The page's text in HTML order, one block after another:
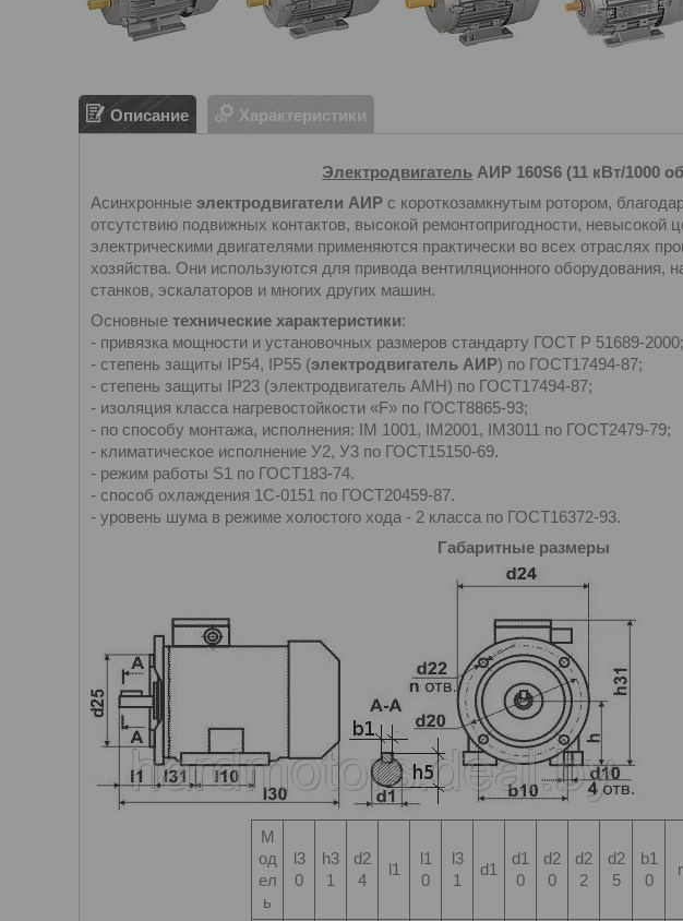
Описание Характеристики
Электродвигатель АИР 160S6 (11 кВт/1000
Асинхронные электродвигатели АИР с короткозамкнутым ротором,
отсутствию подвижных контактов, высокой ремонтопригодности, невысокой
электрическими двигателями применяются практически во всех отраслях
хозяйства. Они используются для привода вентиляционного оборудования,
станков, эскалаторов и многих других машин.
Основные технические характеристики:
- привязка мощности и установочных размеров стандарту ГОСТ Р 51689-2000;
- степень защиты IP54, IP55 (электродвигатель АИР) по ГОСТ17494-87;
- степень защиты IP23 (электродвигатель АМН) по ГОСТ17494-87;
- изоляция класса нагревостойкости «F» по ГОСТ8865-93;
- по способу монтажа, исполнения: IM 1001, IM2001, IM3011 по ГОСТ2479-79;
- климатическое исполнение У2, У3 по ГОСТ15150-69.
- режим работы S1 по ГОСТ183-74.
- способ охлаждения 1С-0151 по ГОСТ20459-87.
- уровень шума в режиме холостого хода - 2 класса по ГОСТ16372-93.
Габаритные размеры
М
од
ел
ь
l3
0
h3
1
d2
4
l1
l1
0
l3
1
d1
d1
0
d2
0
d2
2
d2
5
b1
0